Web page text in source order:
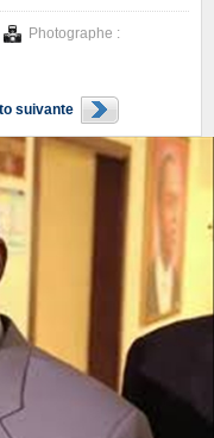
Photographe :
suivante